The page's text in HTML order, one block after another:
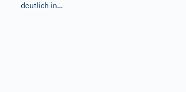
deutlich in...